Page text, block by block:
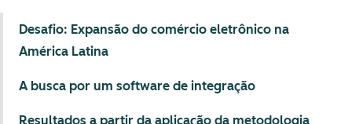
Desafio: Expansão do comércio eletrônico na
América Latina
A busca por um software de integração
Resultados a partir da aplicação da metodologia